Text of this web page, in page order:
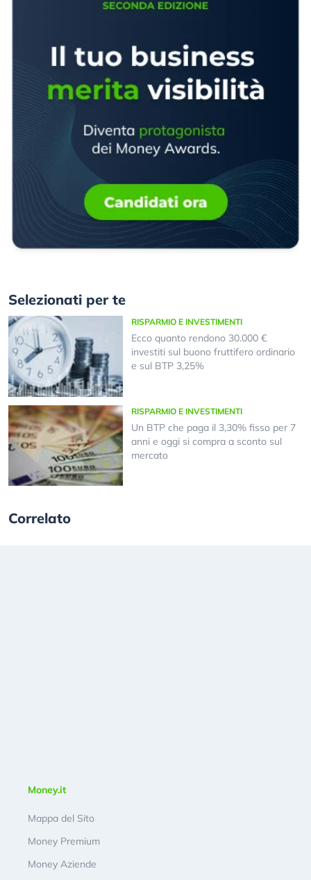
Selezionati per te
RISPARMIO E INVESTIMENTI
Ecco quanto rendono 30.000 €
investiti sul buono fruttifero ordinario
e sul BTP 3,25%
RISPARMIO E INVESTIMENTI
Un BTP che paga il 3,30% fisso per 7
anni e oggi si compra a sconto sul
mercato
Correlato
Money.it
Mappa del Sito
Money Premium
Money Aziende